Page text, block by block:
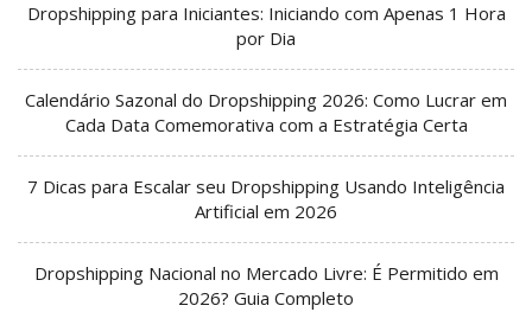
Dropshipping para Iniciantes: Iniciando com Apenas 1 Hora
por Dia
Calendário Sazonal do Dropshipping 2026: Como Lucrar em
Cada Data Comemorativa com a Estratégia Certa
7 Dicas para Escalar seu Dropshipping Usando Inteligência
Artificial em 2026
Dropshipping Nacional no Mercado Livre: É Permitido em
2026? Guia Completo